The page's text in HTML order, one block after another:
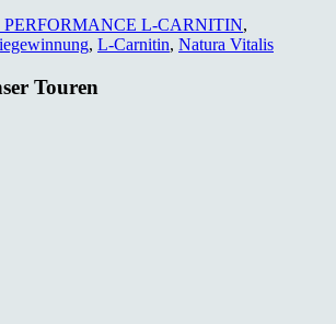
L-CARNITIN,
, L-Carnitin, Natura Vitalis
Touren